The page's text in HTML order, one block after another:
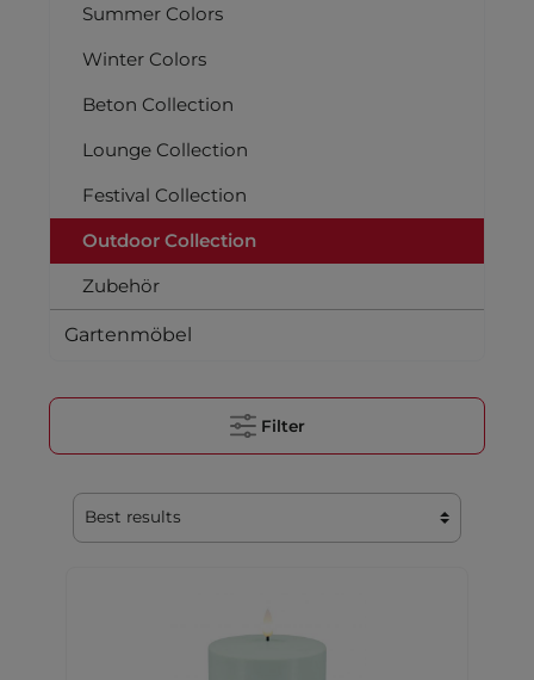
Summer Colors
Winter Colors
Beton Collection
Lounge Collection
Festival Collection
Outdoor Collection
Zubehör
Gartenmöbel
Filter